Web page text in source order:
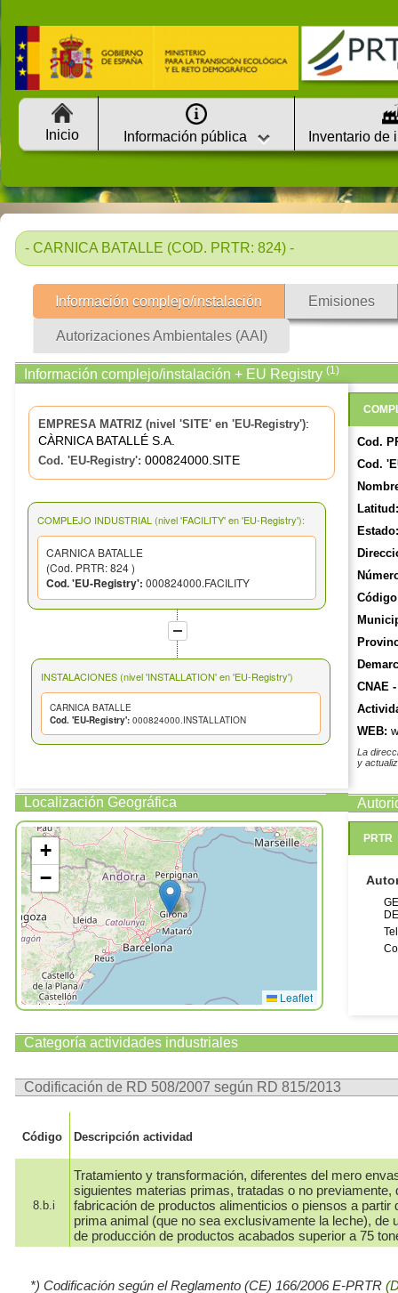
Inicio Información pública Inventario de
- CARNICA BATALLE (COD. PRTR: 824) -
Información complejo/instalación Emisiones
Autorizaciones Ambientales (AAI)
Información complejo/instalación + EU Registry (1)
EMPRESA MATRIZ (nivel 'SITE' en 'EU-Registry'):
CÀRNICA BATALLÉ S.A.
Cod. 'EU-Registry': 000824000.SITE
COMPLEJO INDUSTRIAL (nivel 'FACILITY' en 'EU-Registry'):
CARNICA BATALLE
(Cod. PRTR: 824 )
Cod. 'EU-Registry': 000824000.FACILITY
INSTALACIONES (nivel 'INSTALLATION' en 'EU-Registry')
CARNICA BATALLE
Cod. 'EU-Registry': 000824000.INSTALLATION
Localización Geográfica
+
−
Leaflet
Cod.
Cod.
Latitud:
Estado:
CNAE
WEB:
La
y
PRTR
Categoría actividades industriales
Codificación de RD 508/2007 según RD 815/2013
Código Descripción actividad
8.b.i
Tratamiento y transformación, diferentes del mero
siguientes materias primas, tratadas o no previamente,
fabricación de productos alimenticios o piensos a partir
prima animal (que no sea exclusivamente la leche), de
de producción de productos acabados superior a 75
*) Codificación según el Reglamento (CE) 166/2006 E-PRTR